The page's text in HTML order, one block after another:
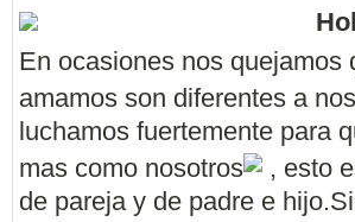
En ocasiones nos quejamos
amamos son diferentes a
luchamos fuertemente para
mas como nosotros
, esto
de pareja y de padre e